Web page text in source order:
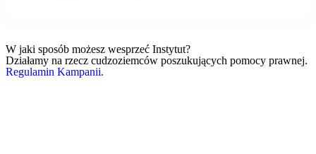
W jaki sposób możesz wesprzeć Instytut?
Działamy na rzecz cudzoziemców poszukujących pomocy prawnej.
Regulamin Kampanii.